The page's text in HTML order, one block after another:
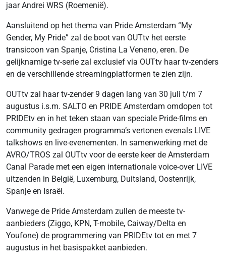
jaar Andrei WRS (Roemenië).
Aansluitend op het thema van Pride Amsterdam “My
Gender, My Pride” zal de boot van OUTtv het eerste
transicoon van Spanje, Cristina La Veneno, eren. De
gelijknamige tv-serie zal exclusief via OUTtv haar tv-zenders
en de verschillende streamingplatformen te zien zijn.
OUTtv zal haar tv-zender 9 dagen lang van 30 juli t/m 7
augustus i.s.m. SALTO en PRIDE Amsterdam omdopen tot
PRIDEtv en in het teken staan van speciale Pride-films en
community gedragen programma’s vertonen evenals LIVE
talkshows en live-evenementen. In samenwerking met de
AVRO/TROS zal OUTtv voor de eerste keer de Amsterdam
Canal Parade met een eigen internationale voice-over LIVE
uitzenden in België, Luxemburg, Duitsland, Oostenrijk,
Spanje en Israël.
Vanwege de Pride Amsterdam zullen de meeste tv-
aanbieders (Ziggo, KPN, T-mobile, Caiway/Delta en
Youfone) de programmering van PRIDEtv tot en met 7
augustus in het basispakket aanbieden.